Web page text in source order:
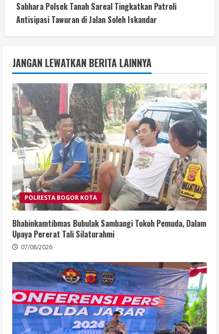
Sabhara Polsek Tanah Sareal Tingkatkan Patroli
Antisipasi Tawuran di Jalan Soleh Iskandar
JANGAN LEWATKAN BERITA LAINNYA
POLRESTA BOGOR KOTA
Bhabinkamtibmas Bubulak Sambangi Tokoh Pemuda, Dalam
Upaya Pererat Tali Silaturahmi
07/08/2026